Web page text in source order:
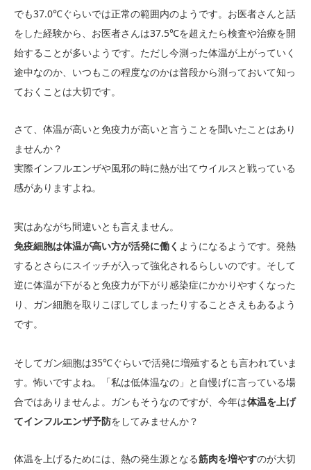
でも37.0℃ぐらいでは正常の範囲内のようです。お医者さんと話
をした経験から、お医者さんは37.5℃を超えたら検査や治療を開
始することが多いようです。ただし今測った体温が上がっていく
途中なのか、いつもこの程度なのかは普段から測っておいて知っ
ておくことは大切です。
さて、体温が高いと免疫力が高いと言うことを聞いたことはあり
ませんか？
実際インフルエンザや風邪の時に熱が出てウイルスと戦っている
感がありますよね。
実はあながち間違いとも言えません。
免疫細胞は体温が高い方が活発に働く ようになるようです。発熱
するとさらにスイッチが入って強化されるらしいのです。そして
逆に体温が下がると免疫力が下がり感染症にかかりやすくなった
り、ガン細胞を取りこぼしてしまったりすることさえもあるよう
です。
そしてガン細胞は35℃ぐらいで活発に増殖するとも言われていま
す。怖いですよね。「私は低体温なの」と自慢げに言っている場
合ではありませんよ。ガンもそうなのですが、今年は体温を上げ
てインフルエンザ予防をしてみませんか？
体温を上げるためには、熱の発生源となる筋肉を増やすのが大切